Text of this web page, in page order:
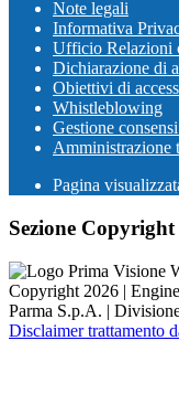
Note legali
Informativa
Ufficio Relazioni
Dichiarazione di
Obiettivi di
Whistleblowing
Gestione
Amministrazione
Pagina
Sezione Copyright
Copyright 2026 |
Parma S.p.A. |
Disclaimer trattamento